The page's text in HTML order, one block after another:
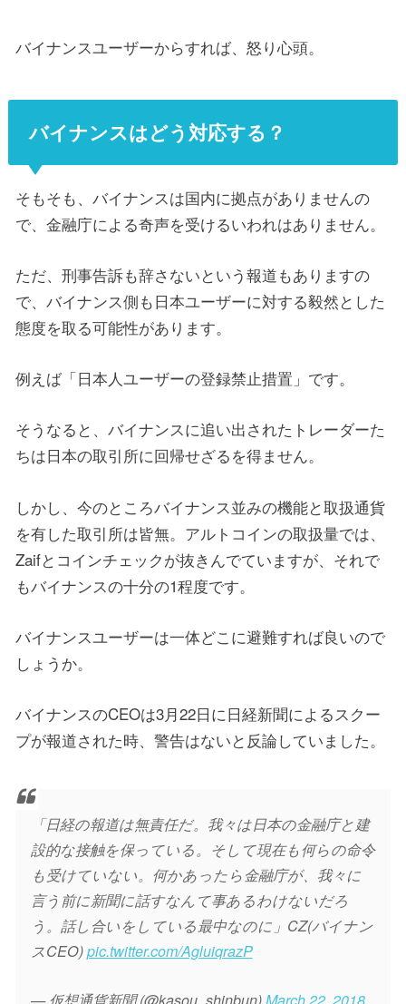
バイナンスユーザーからすれば、怒り心頭。
バイナンスはどう対応する？
そもそも、バイナンスは国内に拠点がありませんの
で、金融庁による奇声を受けるいわれはありません。
ただ、刑事告訴も辞さないという報道もありますの
で、バイナンス側も日本ユーザーに対する毅然とした
態度を取る可能性があります。
例えば「日本人ユーザーの登録禁止措置」です。
そうなると、バイナンスに追い出されたトレーダーた
ちは日本の取引所に回帰せざるを得ません。
しかし、今のところバイナンス並みの機能と取扱通貨
を有した取引所は皆無。アルトコインの取扱量では、
Zaifとコインチェックが抜きんでていますが、それで
もバイナンスの十分の1程度です。
バイナンスユーザーは一体どこに避難すれば良いので
しょうか。
バイナンスのCEOは3月22日に日経新聞によるスクー
プが報道された時、警告はないと反論していました。
「日経の報道は無責任だ。我々は日本の金融庁と建
設的な接触を保っている。そして現在も何らの命令
も受けていない。何かあったら金融庁が、我々に
言う前に新聞に話すなんて事あるわけないだろ
う。話し合いをしている最中なのに」CZ(バイナン
スCEO)pic.twitter.com/AgluiqrazP